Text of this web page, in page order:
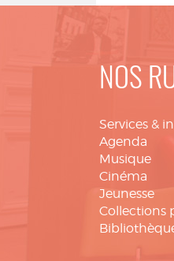
NOS
Services &
Agenda
Musique
Cinéma
Jeunesse
Collections